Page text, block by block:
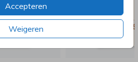
Accepteren
Weigeren